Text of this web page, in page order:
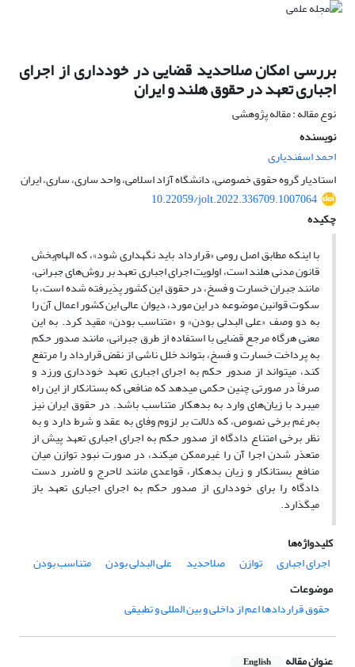
بررسی امکان صلاحدید قضایی در خودداری از اجرای
اجباری تعهد در حقوق هلند و ایران
نوع مقاله : مقاله پژوهشی
نویسنده
احمد اسفندیاری
استادیار گروه حقوق خصوصی، دانشگاه آزاد اسلامی، واحد ساری، ساری، ایران
10.22059/jolt.2022.336709.1007064
چکیده
با اینکه مطابق اصل رومی «قرارداد باید نگهداری شود»، که الهام‌بخش
قانون مدنی هلند است، اولویت اجرای اجباری تعهد بر روش‌های جبرانی،
مانند جبران خسارت و فسخ، در حقوق این کشور پذیرفته شده است، با
سکوت قوانین موضوعه در این مورد، دیوان عالی این کشور اعمال آن را
به دو وصف «علی البدلی بودن» و «متناسب بودن» مقید کرد. به این
معنی هرگاه مرجع قضایی با استفاده از طرق جبرانی، مانند صدور حکم
به پرداخت خسارت و فسخ، بتواند خلل ناشی از نقض قرارداد را مرتفع
کند، می‏تواند از صدور حکم به اجرای اجباری تعهد خودداری ورزد و
صرفاً در صورتی چنین حکمی می‏دهد که منافعی که بستانکار از این راه
می‏برد با زیان‌های وارد به بدهکار متناسب باشد. در حقوق ایران نیز
به‌رغم برخی نصوص، که دلالت بر لزوم وفای به عقد و شرط دارد و به
نظر برخی امتناع دادگاه از صدور حکم به اجرای اجباری تعهد پیش از
متعذر شدن اجرا آن را غیرممکن می‏کند، در صورت نبودِ توازن میان
منافع بستانکار و زیان بدهکار، قواعدی مانند لاحرج و لاضرر دست
دادگاه را برای خودداری از صدور حکم به اجرای اجباری تعهد باز
می‏گذارد.
کلیدواژه‌ها
اجرای اجباری
توازن صلاحدید علی البدلی بودن
متناسب بودن
موضوعات
حقوق قراردادها اعم از داخلی و بین المللی و تطبیقی
عنوان مقاله English